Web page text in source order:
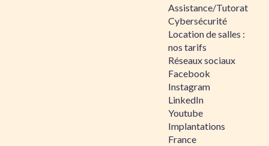
Assistance/Tutorat
Cybersécurité
Location de salles :
nos tarifs
Réseaux sociaux
Facebook
Instagram
LinkedIn
Youtube
Implantations
France